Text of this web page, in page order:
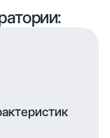
нанесение
и